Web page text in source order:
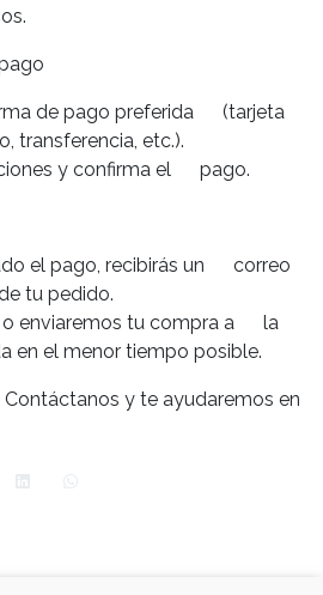
de pago preferida (tarjeta
transferencia, etc.).
y confirma el pago.
el pago, recibirás un correo
tu pedido.
o enviaremos tu compra a la
en el menor tiempo posible.
y te ayudaremos en